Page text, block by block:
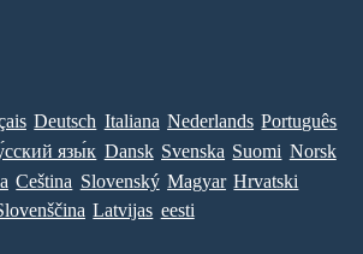
Deutsch Italiana Nederlands Português
язы́к Dansk Svenska Suomi Norsk
Ceština Slovenský Magyar Hrvatski
Latvijas eesti